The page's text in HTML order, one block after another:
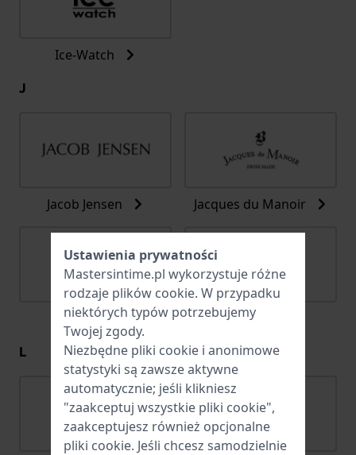
Ice-Watch
J
Jacob Jensen Jacques du Manoir
Jaguar Joalia
L
Ustawienia prywatności
Mastersintime.pl wykorzystuje różne
rodzaje plików cookie. W przypadku
niektórych typów potrzebujemy
Twojej zgody.
Niezbędne pliki cookie i anonimowe
statystyki są zawsze aktywne
automatycznie; jeśli klikniesz
"zaakceptuj wszystkie pliki cookie",
zaakceptujesz również opcjonalne
pliki cookie. Jeśli chcesz samodzielnie